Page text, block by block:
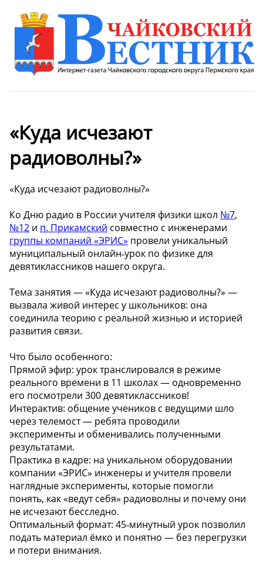
«Куда исчезают
радиоволны?»
«Куда исчезают радиоволны?»
Ко Дню радио в России учителя физики школ №7,
№12 и п. Прикамский совместно с инженерами
группы компаний «ЭРИС» провели уникальный
муниципальный онлайн‑урок по физике для
девятиклассников нашего округа.
Тема занятия — «Куда исчезают радиоволны?» —
вызвала живой интерес у школьников: она
соединила теорию с реальной жизнью и историей
развития связи.
Что было особенного:
Прямой эфир: урок транслировался в режиме
реального времени в 11 школах — одновременно
его посмотрели 300 девятиклассников!
Интерактив: общение учеников с ведущими шло
через телемост — ребята проводили
эксперименты и обменивались полученными
результатами.
Практика в кадре: на уникальном оборудовании
компании «ЭРИС» инженеры и учителя провели
наглядные эксперименты, которые помогли
понять, как «ведут себя» радиоволны и почему они
не исчезают бесследно.
Оптимальный формат: 45‑минутный урок позволил
подать материал ёмко и понятно — без перегрузки
и потери внимания.